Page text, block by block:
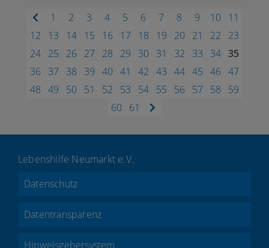
1 2 3 4 5 6 7 8 9 10 11
12
13 14 15 16 17 18 19 20 21 22
23
24 25 26 27 28 29 30 31 32 33 34 35
36 37 38 39 40 41 42 43 44 45 46 47
48 49 50 51 52 53 54 55 56 57 58
59
60 61
Lebenshilfe Neumarkt e.V.
Datenschutz
Datentransparenz
Hinweisgebersystem